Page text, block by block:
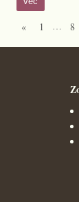
« 1 … 8